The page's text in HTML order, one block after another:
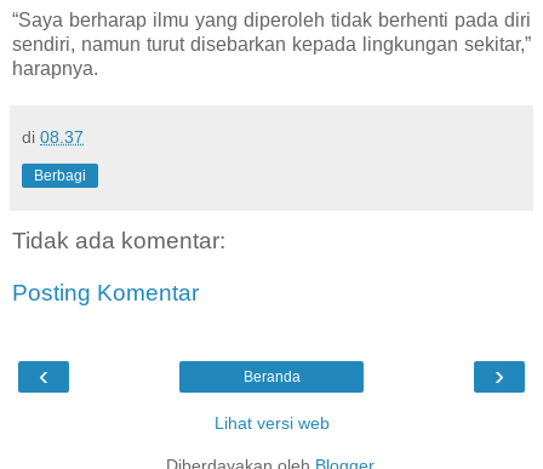
“Saya berharap ilmu yang diperoleh tidak berhenti pada diri
sendiri, namun turut disebarkan kepada lingkungan sekitar,”
harapnya.
di 08.37
Berbagi
Tidak ada komentar:
Posting Komentar
‹ ›
Beranda
Lihat versi web
Diberdayakan oleh Blogger.